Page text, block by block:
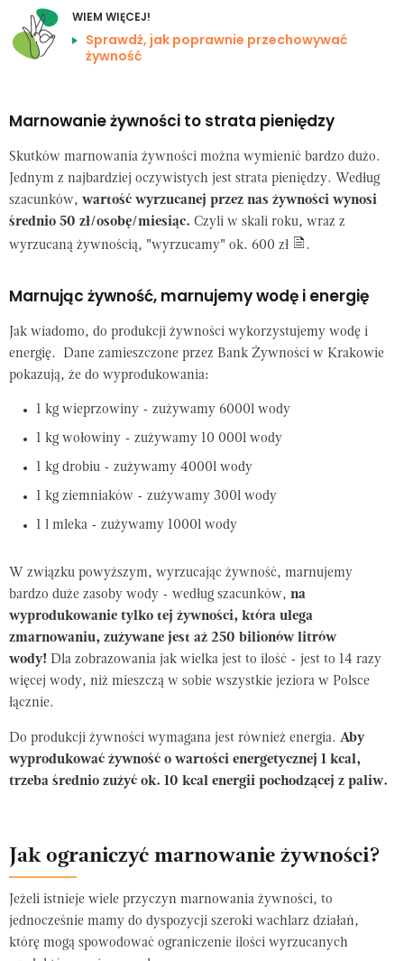
WIEM WIĘCEJ!
Sprawdź, jak poprawnie przechowywać
żywność
Marnowanie żywności to strata pieniędzy
Skutków marnowania żywności można wymienić bardzo dużo.
Jednym z najbardziej oczywistych jest strata pieniędzy. Według
szacunków, wartość wyrzucanej przez nas żywności wynosi
średnio 50 zł/osobę/miesiąc. Czyli w skali roku, wraz z
wyrzucaną żywnością, "wyrzucamy" ok. 600 zł
.
Marnując żywność, marnujemy wodę i energię
Jak wiadomo, do produkcji żywności wykorzystujemy wodę i
energię. Dane zamieszczone przez Bank Żywności w Krakowie
pokazują, że do wyprodukowania:
1 kg wieprzowiny - zużywamy 6000l wody
1 kg wołowiny - zużywamy 10 000l wody
1 kg drobiu - zużywamy 4000l wody
1 kg ziemniaków - zużywamy 300l wody
1 l mleka - zużywamy 1000l wody
W związku powyższym, wyrzucając żywność, marnujemy
bardzo duże zasoby wody - według szacunków, na
wyprodukowanie tylko tej żywności, która ulega
zmarnowaniu, zużywane jest aż 250 bilionów litrów
wody! Dla zobrazowania jak wielka jest to ilość - jest to 14 razy
więcej wody, niż mieszczą w sobie wszystkie jeziora w Polsce
łącznie.
Do produkcji żywności wymagana jest również energia. Aby
wyprodukować żywność o wartości energetycznej 1 kcal,
trzeba średnio zużyć ok. 10 kcal energii pochodzącej z paliw.
Jak ograniczyć marnowanie żywności?
Jeżeli istnieje wiele przyczyn marnowania żywności, to
jednocześnie mamy do dyspozycji szeroki wachlarz działań,
którę mogą spowodować ograniczenie ilości wyrzucanych